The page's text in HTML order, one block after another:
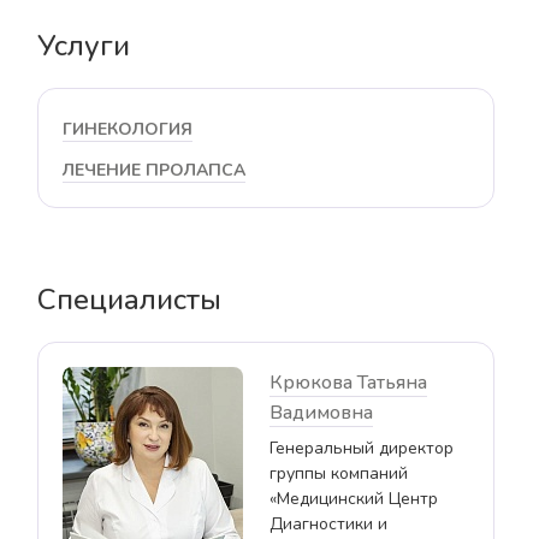
Услуги
ГИНЕКОЛОГИЯ
ЛЕЧЕНИЕ ПРОЛАПСА
Специалисты
Крюкова Татьяна
Вадимовна
Генеральный директор
группы компаний
«Медицинский Центр
Диагностики и